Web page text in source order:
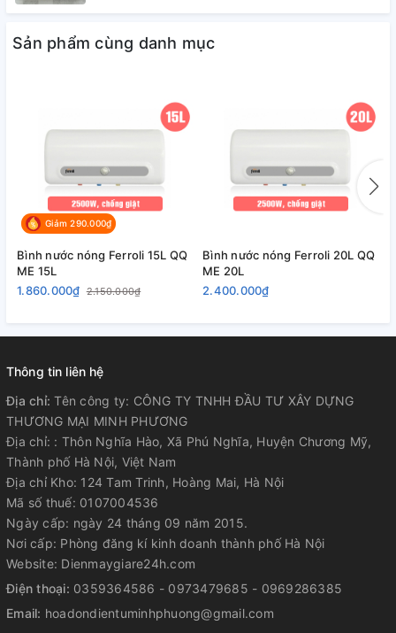
Sản phẩm cùng danh mục
Giảm 290.000₫
Bình nước nóng Ferroli 15L QQ
ME 15L
1.860.000₫ 2.150.000₫
Bình nước nóng Ferroli 20L QQ
ME 20L
2.400.000₫
Thông tin liên hệ
Địa chỉ:Tên công ty: CÔNG TY TNHH ĐẦU TƯ XÂY DỰNG
THƯƠNG MẠI MINH PHƯƠNG
Địa chỉ: : Thôn Nghĩa Hào, Xã Phú Nghĩa, Huyện Chương Mỹ,
Thành phố Hà Nội, Việt Nam
Địa chỉ Kho: 124 Tam Trinh, Hoàng Mai, Hà Nội
Mã số thuế: 0107004536
Ngày cấp: ngày 24 tháng 09 năm 2015.
Nơi cấp: Phòng đăng kí kinh doanh thành phố Hà Nội
Website: Dienmaygiare24h.com
Điện thoại: 0359364586 - 0973479685 - 0969286385
Email: hoadondientuminhphuong@gmail.com